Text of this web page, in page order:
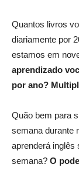
Quantos livros
diariamente por
estamos em
aprendizado
por ano?
Quão bem para
semana durante
aprenderá inglês
semana? O